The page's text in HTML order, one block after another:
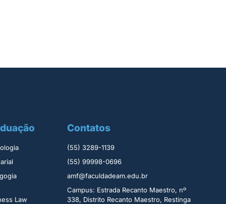
Law
Contatos
(55) 3289-1139
(55) 99998-0696
amf@faculdadeam.edu.br
Campus: Estrada Recanto Maestro, nº
338, Distrito Recanto Maestro, Restinga